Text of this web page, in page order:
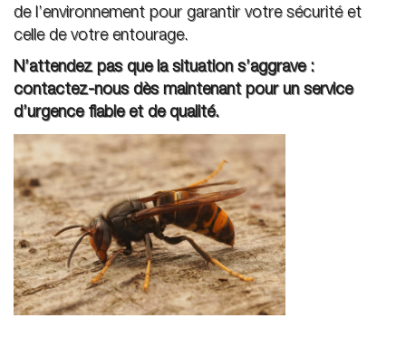
de l’environnement pour garantir votre sécurité et
celle de votre entourage.
N’attendez pas que la situation s’aggrave :
contactez-nous dès maintenant pour un service
d’urgence fiable et de qualité.